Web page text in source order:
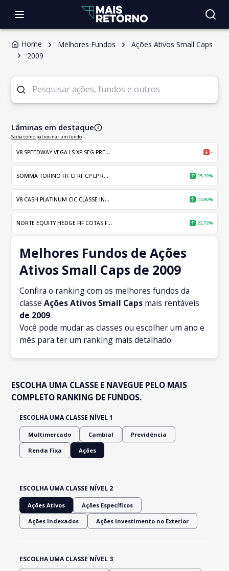
Home Melhores Fundos
Ações Ativos Small Caps
2009
Lâminas em destaque
Saiba como patrocinar um fundo
V8 SPEEDWAY VEGA LS XP SEG PRE... -
SOMMA TORINO FIF CI RF CP LP R... 15,19%
V8 CASH PLATINUM CIC CLASSE IN... 14,90%
NORTE EQUITY HEDGE FIF COTAS F... 22,72%
Melhores Fundos de Ações
Ativos Small Caps de 2009
Confira o ranking com os melhores fundos da
classeAções Ativos Small Caps mais rentáveis
de 2009
Você pode mudar as classes ou escolher um ano e
mês para ter um ranking mais detalhado.
ESCOLHA UMA CLASSE E NAVEGUE PELO MAIS
COMPLETO RANKING DE FUNDOS.
ESCOLHA UMA CLASSE NÍVEL 1
Multimercado Cambial Previdência
Renda Fixa Ações
ESCOLHA UMA CLASSE NÍVEL 2
Ações Ativos Ações Específicos
Ações Indexados Ações Investimento no Exterior
ESCOLHA UMA CLASSE NÍVEL 3